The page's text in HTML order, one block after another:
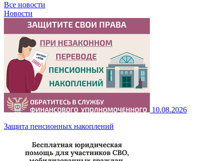
Все новости
Новости
10.08.2026
Защита пенсионных накоплений